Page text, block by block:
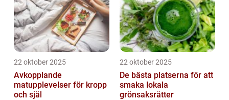
22 oktober 2025
Avkopplande
matupplevelser för kropp
och själ
22 oktober 2025
De bästa platserna för att
smaka lokala
grönsaksrätter